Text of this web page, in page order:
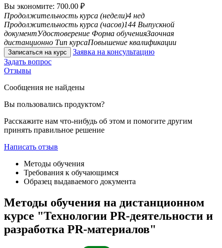
Вы экономите: 700.00 ₽
Продолжительность курса (недели)4 нед
Продолжительность курса (часов)144 Выпускной
документУдостоверение Форма обученияЗаочная
дистанционно Тип курсаПовышение квалификации
Записаться на курс
Заявка на консультацию
Задать вопрос
Отзывы
Сообщения не найдены
Вы пользовались продуктом?
Расскажите нам что-нибудь об этом и помогите другим
принять правильное решение
Написать отзыв
Методы обучения
Требования к обучающимся
Образец выдаваемого документа
Методы обучения на дистанционном
курсе "Технологии PR-деятельности и
разработка PR-материалов"